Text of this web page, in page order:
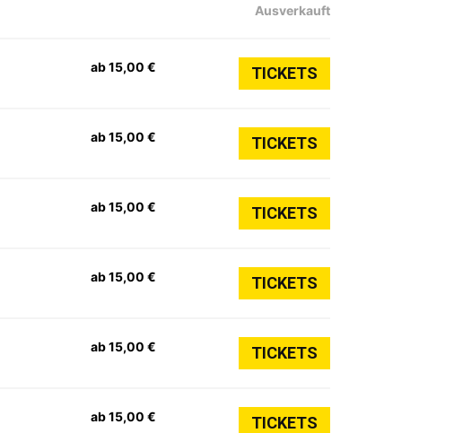
Ausverkauft
ab 15,00 € TICKETS
ab 15,00 € TICKETS
ab 15,00 € TICKETS
ab 15,00 € TICKETS
ab 15,00 € TICKETS
ab 15,00 € TICKETS